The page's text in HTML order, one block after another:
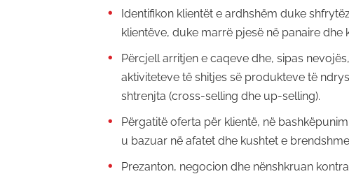
Identifikon klientët e ardhshëm duke
klientëve, duke marrë pjesë në panaire dhe
Përcjell arritjen e caqeve dhe, sipas
aktiviteteve të shitjes së produkteve të
shtrenjta (cross-selling dhe up-selling).
Përgatitë oferta për klientë, në
u bazuar në afatet dhe kushtet e
Prezanton, negocion dhe nënshkruan